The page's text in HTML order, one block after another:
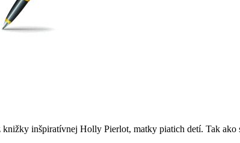
inšpiratívnej Holly Pierlot, matky piatich detí. Tak